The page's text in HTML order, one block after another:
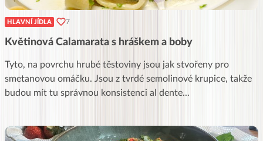
HLAVNÍ JÍDLA 7
Květinová Calamarata s hráškem a boby
Tyto, na povrchu hrubé těstoviny jsou jak stvořeny pro
smetanovou omáčku. Jsou z tvrdé semolinové krupice, takže
budou mít tu správnou konsistenci al dente...